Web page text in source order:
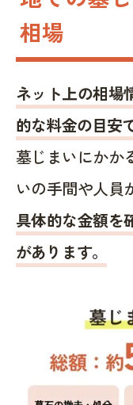
相場
ネット上の相場
的な料金の目安
墓じまいにかか
いの手間や人員
具体的な金額を
があります。